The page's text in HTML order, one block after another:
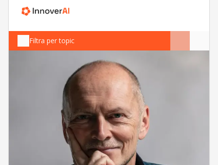
Filtra per topic